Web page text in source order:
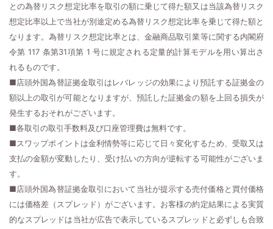
との為替リスク想定比率を取引の額に乗じて得た額又は当該為替リスク
想定比率以上で当社が別途定める為替リスク想定比率を乗じて得た額と
なります。為替リスク想定比率とは、金融商品取引業等に関する内閣府
令第 117 条第31項第 1 号に規定される定量的計算モデルを用い算出さ
れるものです。
■店頭外国為替証拠金取引はレバレッジの効果により預託する証拠金の
額以上の取引が可能となりますが、預託した証拠金の額を上回る損失が
発生するおそれがございます。
■各取引の取引手数料及び口座管理費は無料です。
■スワップポイントは金利情勢等に応じて日々変化するため、受取又は
支払の金額が変動したり、受け払いの方向が逆転する可能性がございま
す。
■店頭外国為替証拠金取引において当社が提示する売付価格と買付価格
には価格差（スプレッド）がございます。お客様の約定結果による実質
的なスプレッドは当社が広告で表示しているスプレッドと必ずしも合致